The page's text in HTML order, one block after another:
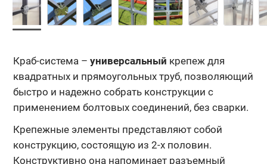
Краб-система – универсальный крепеж для
квадратных и прямоугольных труб, позволяющий
быстро и надежно собрать конструкции с
применением болтовых соединений, без сварки.
Крепежные элементы представляют собой
конструкцию, состоящую из 2-х половин.
Конструктивно она напоминает разъемный